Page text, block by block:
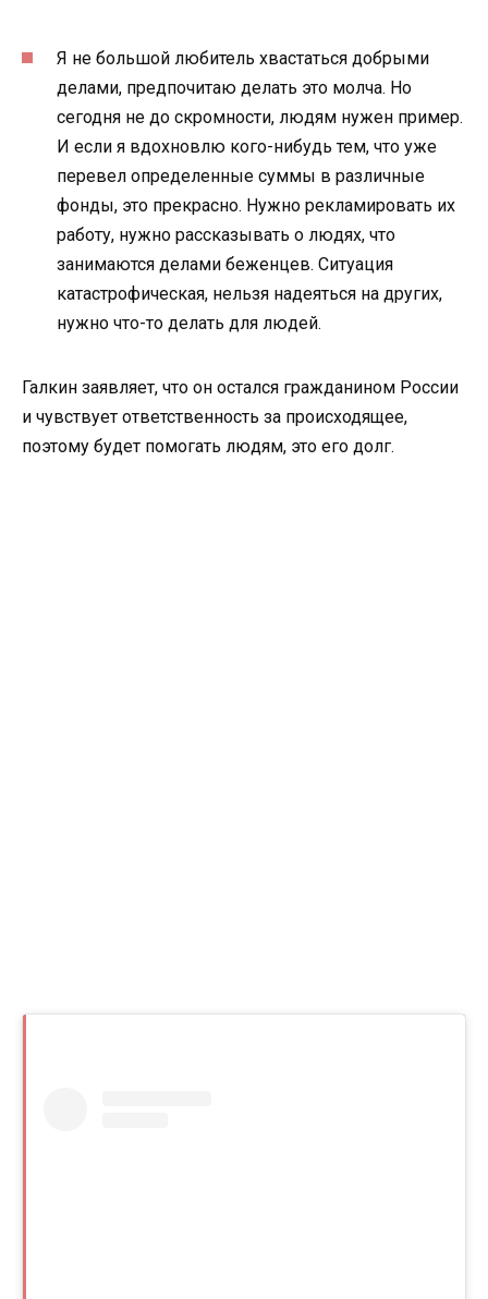
Я не большой любитель хвастаться добрыми
делами, предпочитаю делать это молча. Но
сегодня не до скромности, людям нужен пример.
И если я вдохновлю кого-нибудь тем, что уже
перевел определенные суммы в различные
фонды, это прекрасно. Нужно рекламировать их
работу, нужно рассказывать о людях, что
занимаются делами беженцев. Ситуация
катастрофическая, нельзя надеяться на других,
нужно что-то делать для людей.
Галкин заявляет, что он остался гражданином России
и чувствует ответственность за происходящее,
поэтому будет помогать людям, это его долг.